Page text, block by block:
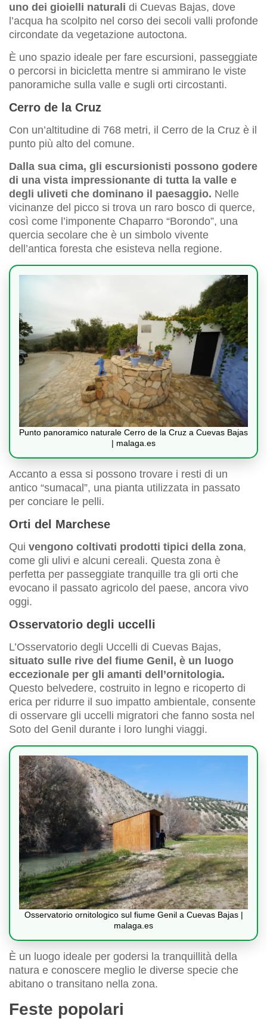
uno dei gioielli naturali di Cuevas Bajas, dove
l’acqua ha scolpito nel corso dei secoli valli profonde
circondate da vegetazione autoctona.
È uno spazio ideale per fare escursioni, passeggiate
o percorsi in bicicletta mentre si ammirano le viste
panoramiche sulla valle e sugli orti circostanti.
Cerro de la Cruz
Con un’altitudine di 768 metri, il Cerro de la Cruz è il
punto più alto del comune.
Dalla sua cima, gli escursionisti possono godere
di una vista impressionante di tutta la valle e
degli uliveti che dominano il paesaggio. Nelle
vicinanze del picco si trova un raro bosco di querce,
così come l’imponente Chaparro “Borondo”, una
quercia secolare che è un simbolo vivente
dell’antica foresta che esisteva nella regione.
Punto panoramico naturale Cerro de la Cruz a Cuevas Bajas
| malaga.es
Accanto a essa si possono trovare i resti di un
antico “sumacal”, una pianta utilizzata in passato
per conciare le pelli.
Orti del Marchese
Qui vengono coltivati prodotti tipici della zona,
come gli ulivi e alcuni cereali. Questa zona è
perfetta per passeggiate tranquille tra gli orti che
evocano il passato agricolo del paese, ancora vivo
oggi.
Osservatorio degli uccelli
L’Osservatorio degli Uccelli di Cuevas Bajas,
situato sulle rive del fiume Genil, è un luogo
eccezionale per gli amanti dell’ornitologia.
Questo belvedere, costruito in legno e ricoperto di
erica per ridurre il suo impatto ambientale, consente
di osservare gli uccelli migratori che fanno sosta nel
Soto del Genil durante i loro lunghi viaggi.
Osservatorio ornitologico sul fiume Genil a Cuevas Bajas |
malaga.es
È un luogo ideale per godersi la tranquillità della
natura e conoscere meglio le diverse specie che
abitano o transitano nella zona.
Feste popolari